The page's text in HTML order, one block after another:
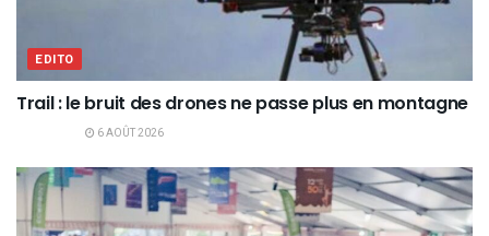
EDITO
Trail : le bruit des drones ne passe plus en montagne
6 AOÛT 2026